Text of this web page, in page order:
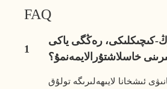
FAQ
1
كىچىكلىكى، رەڭگى ياكى
خاسلاشتۇرالايمەنمۇ؟
ئىشخانا لايىھەلىرىگە تولۇق